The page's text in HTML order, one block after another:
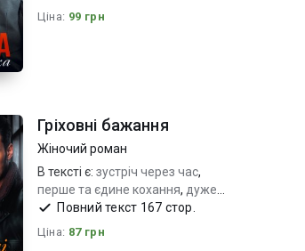
Ціна: 99 грн
Гріховні бажання
Жіночий роман
В тексті є:зустріч через час,
перше та єдине кохання, дуже
емоційно_сильні почуття
Повний текст 167 стор.
Ціна: 87 грн